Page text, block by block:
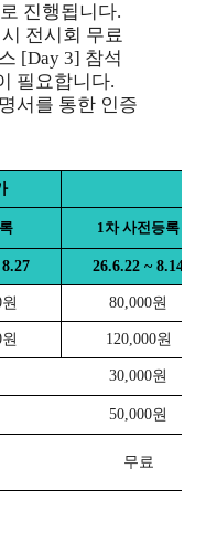
진행됩니다.
전시회 무료
[Day 3] 참석
필요합니다.
서를 통한 인증
1차 사전등록
26.6.22 ~ 8.14
80,000원
120,000원
30,000원
50,000원
무료